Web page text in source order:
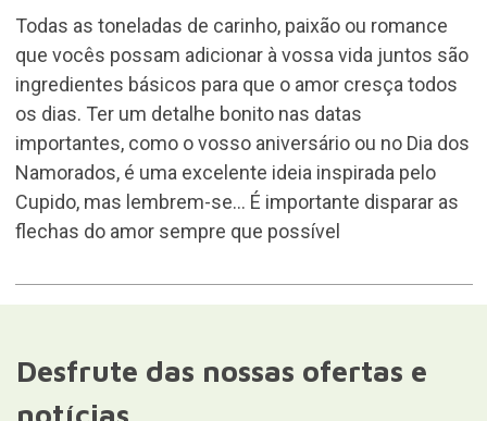
Todas as toneladas de carinho, paixão ou romance
que vocês possam adicionar à vossa vida juntos são
ingredientes básicos para que o amor cresça todos
os dias. Ter um detalhe bonito nas datas
importantes, como o vosso aniversário ou no Dia dos
Namorados, é uma excelente ideia inspirada pelo
Cupido, mas lembrem-se... É importante disparar as
flechas do amor sempre que possível
Desfrute das nossas ofertas e